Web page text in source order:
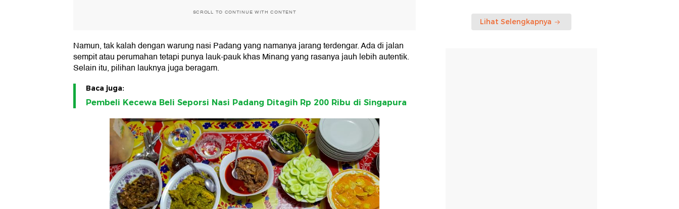
SCROLL TO CONTINUE WITH CONTENT
Namun, tak kalah dengan warung nasi Padang yang namanya jarang terdengar. Ada di jalan
sempit atau perumahan tetapi punya lauk-pauk khas Minang yang rasanya jauh lebih autentik.
Selain itu, pilihan lauknya juga beragam.
Baca juga:
Pembeli Kecewa Beli Seporsi Nasi Padang Ditagih Rp 200 Ribu di Singapura
Lihat Selengkapnya